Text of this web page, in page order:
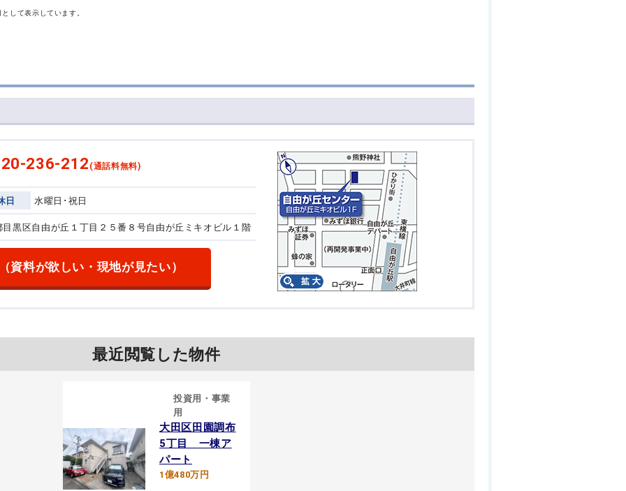
して表示しています。
236-212 (通話料無料)
日 水曜日･祝日
黒区自由が丘１丁目２５番８号自由が丘ミキオビル１階
資料が欲しい・現地が見たい）
最近閲覧した物件
投資用・事業
用
大田区田園調布
5丁目 一棟ア
パート
1億480万円